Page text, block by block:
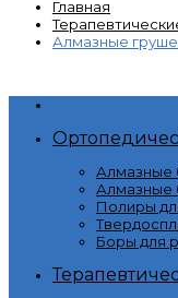
Главная
Алмазные
Алмазные
Алмазные
Полиры
Боры для